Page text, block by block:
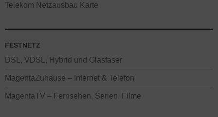
Telekom Netzausbau Karte
FESTNETZ
DSL, VDSL, Hybrid und Glasfaser
MagentaZuhause – Internet & Telefon
MagentaTV – Fernsehen, Serien, Filme